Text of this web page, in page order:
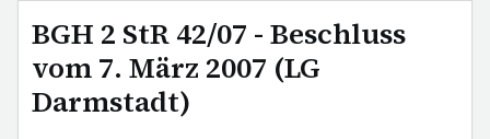
BGH 2 StR 42/07 - Beschluss
vom 7. März 2007 (LG
Darmstadt)